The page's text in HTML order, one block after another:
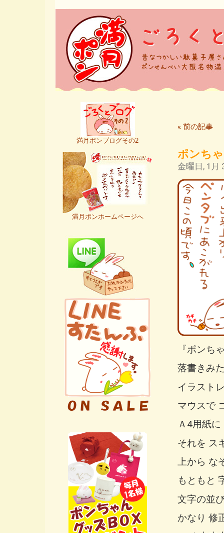
« 前の記事
ポンち
金曜日, 1月
『ポンち
落書きみ
イラスト
マウスで
Ａ4用紙
それを ス
上から な
もともと
文字の並
かなり 修
満月ポンブログその2
満月ポンホームページへ